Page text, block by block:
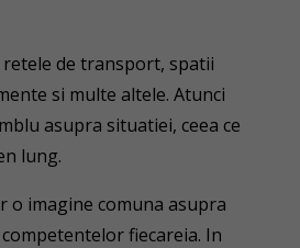
de transport, spatii
si multe altele. Atunci
asupra situatiei, ceea ce
lung.
imagine comuna asupra
fiecareia. In